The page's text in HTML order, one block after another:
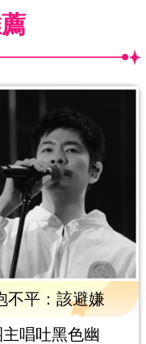
平：該避嫌
唱吐黑色幽